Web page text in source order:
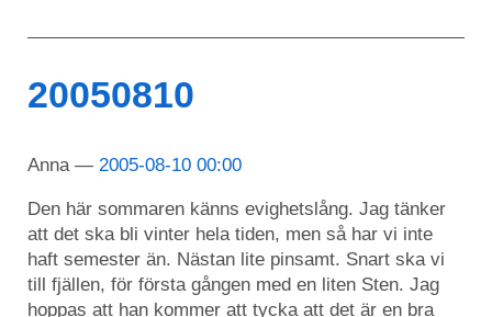
20050810
Anna 2005-08-10 00:00
Den här sommaren känns evighetslång. Jag tänker
att det ska bli vinter hela tiden, men så har vi inte
haft semester än. Nästan lite pinsamt. Snart ska vi
till fjällen, för första gången med en liten Sten. Jag
hoppas att han kommer att tycka att det är en bra